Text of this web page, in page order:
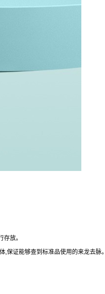
放。
保证能够查到标准品使用的来龙去